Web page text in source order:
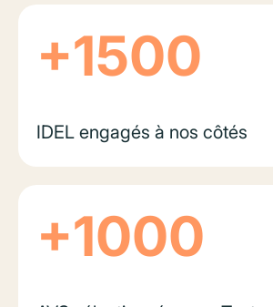
+1500
IDEL engagés à nos côtés
+1000